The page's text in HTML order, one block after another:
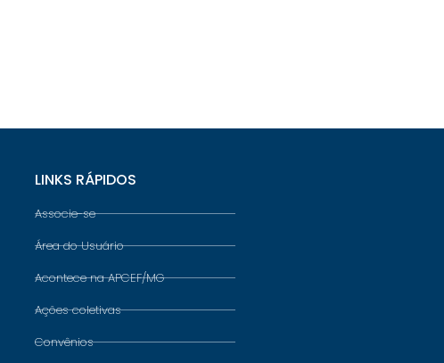
LINKS RÁPIDOS
Associe-se
Área do Usuário
Acontece na APCEF/MG
Ações coletivas
Convênios